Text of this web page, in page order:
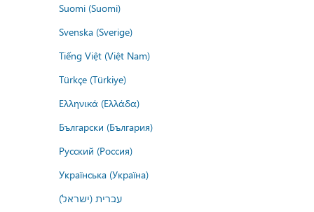
Suomi (Suomi)
Svenska (Sverige)
Tiếng Việt (Việt Nam)
Türkçe (Türkiye)
Ελληνικά (Ελλάδα)
Български (България)
Русский (Россия)
Українська (Україна)
עברית (ישראל)